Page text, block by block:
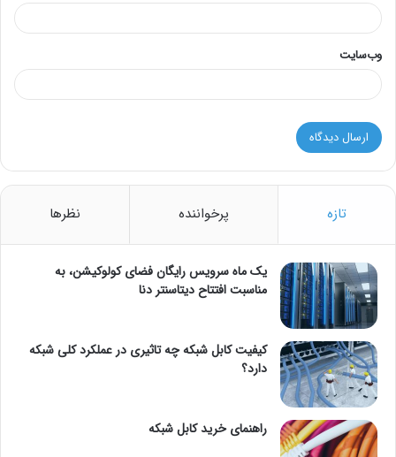
وب‌سایت
تازه پرخواننده نظرها
یک ماه سرویس رایگان فضای کولوکیشن، به
مناسبت افتتاح دیتاسنتر دنا
کیفیت کابل شبکه چه تاثیری در عملکرد کلی شبکه
دارد؟
راهنمای خرید کابل شبکه